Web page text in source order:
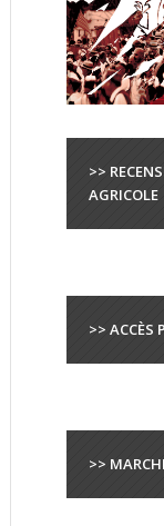
>>
AGRICOLE
>> ACCÈS
>>